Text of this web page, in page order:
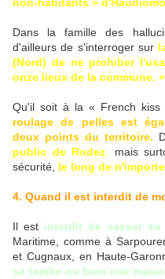
Dans la famille des
d'ailleurs de s'interroger sur
(Nord) de ne prohiber
onze lieux de la commune. »
Qu'il soit à la « French
roulage de pelles est
deux points du territoire.
public de Rodez
mais
sécurité, le long de
4. Quand il est interdit de
Il est interdit de casser sa
Maritime, comme à
et Cugnaux, en Haute-
sa tombe ou bien une